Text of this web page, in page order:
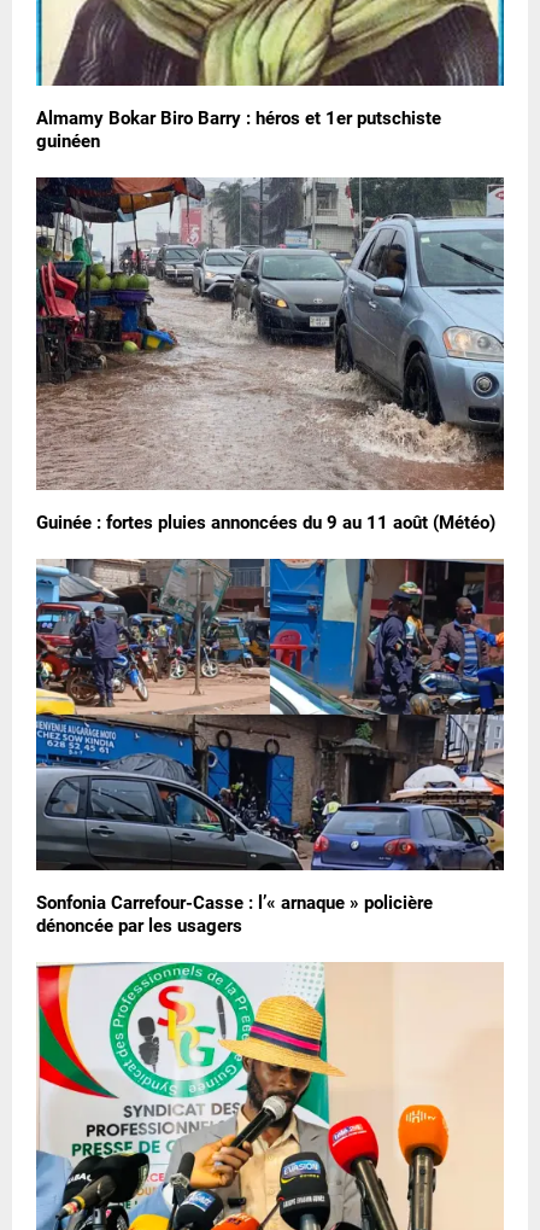
Almamy Bokar Biro Barry : héros et 1er putschiste
guinéen
Guinée : fortes pluies annoncées du 9 au 11 août (Météo)
Sonfonia Carrefour-Casse : l’« arnaque » policière
dénoncée par les usagers